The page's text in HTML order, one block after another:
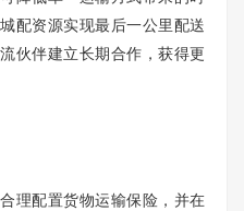
配资源实现最后一公里配送
伙伴建立长期合作，获得更
配置货物运输保险，并在